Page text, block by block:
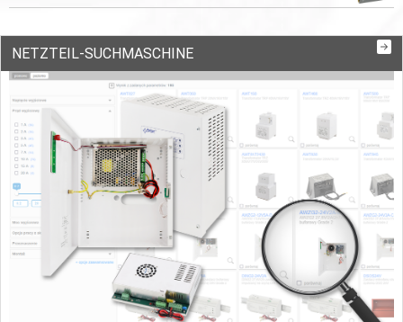
NETZTEIL-SUCHMASCHINE